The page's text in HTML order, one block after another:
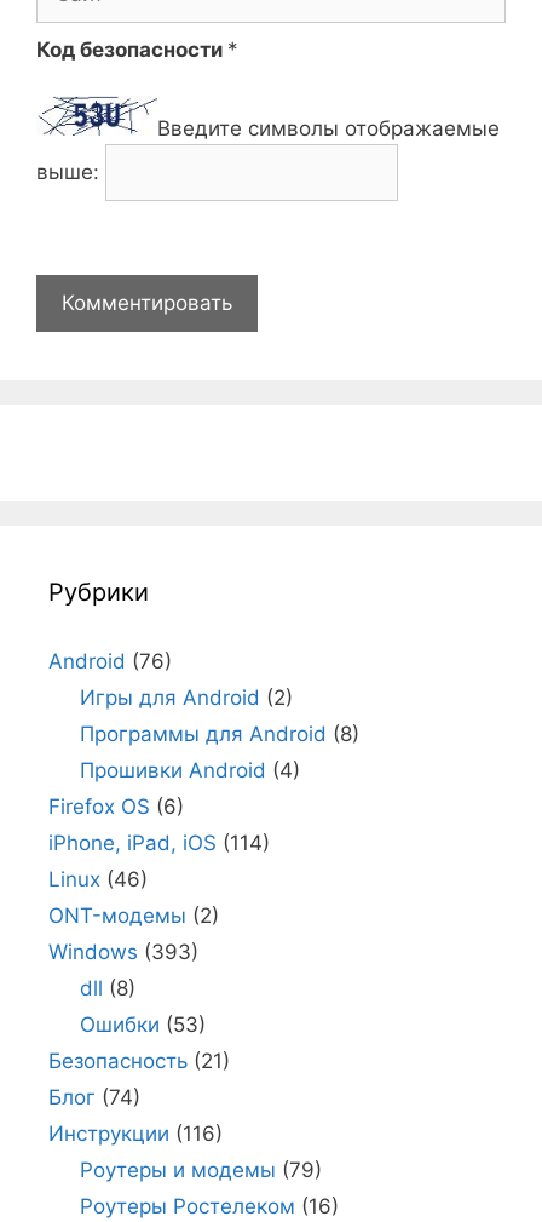
Код безопасности *
Введите символы отображаемые
выше:
Рубрики
Android (76)
Игры для Android (2)
Программы для Android (8)
Прошивки Android (4)
Firefox OS (6)
iPhone, iPad, iOS (114)
Linux (46)
ONT-модемы (2)
Windows (393)
dll (8)
Ошибки (53)
Безопасность (21)
Блог (74)
Инструкции (116)
Роутеры и модемы (79)
Роутеры Ростелеком (16)